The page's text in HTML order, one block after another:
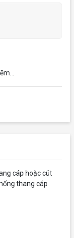
cáp hoặc cút
thang cáp